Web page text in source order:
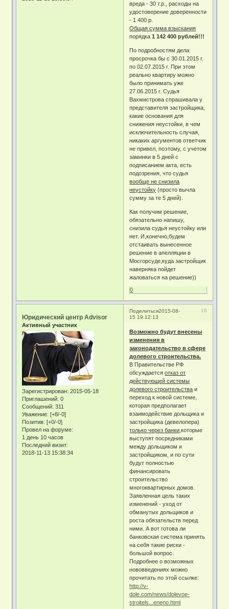
вреда - 30 т.р., расходы на
удостоверение доверенности
- 1 400 р.
Общая сумма взыскания
порядка1 142 400 рублей!!!
По подробностям дела:
просрочка бы с 30.01.2015 г.
по 02.07.2015 г. При этом
реально квартиру можно
было принимать уже
27.06.2015 г. Судья
Вахмистрова спрашивала у
представителя застройщика,
какие основания для
снижения неустойки, в чем
исключительность случая,
никаких аргументов ответчик
не привел, поэтому, с учетом
заминки в 5 дней с
подписанием акта, есть
подозрения, что судья
вообще не снизила
неустойку (просто вычла
сумму за те 5 дней).
Как получим решение,
обязательно напишу,
снизила судья неустойку или
нет. И,конечно,будем
отстаивать вынесенное
решение в апелляции в
Мосгорсуде,куда застройщик
наверняка пойдет
жаловаться на решение))
0
Поделиться 16
2015-08-
15 19:12:13
Юридический центр Advisor
Активный участник
Зарегистрирован: 2015-05-18
Приглашений: 0
Сообщений: 311
Уважение: [+8/-0]
Позитив: [+0/-0]
Провел на форуме:
1 день 10 часов
Последний визит:
2018-11-13 15:38:34
Возможно будут внесены
изменения в
законодательство в сфере
долевого строительства.
В Правительстве РФ
обсуждаетсяотказ от
действующей системы
долевого строительства и
переход к новой системе,
которая предполагает
взаимодействие дольщика и
застройщика (девелопера)
только через банки ,которые
выступят посредниками
между дольщиком и
застройщиком, и по сути
будут полностью
финансировать
строительство
многоквартирных домов.
Заявленная цель таких
изменений - уход от
обманутых дольщиков и
роста обязательств перед
ними. А вот готова ли
банковская система принять
на себя такие риски -
большой вопрос.
Подробнее о возможных
нововведениях можно
прочитать по этой ссылке:
http://v-
dole.com/news/dolevoe-
stroitels...eneno.html